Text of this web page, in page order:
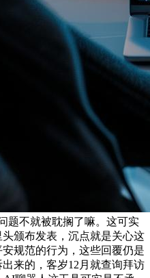
题不就被耽搁了嘛。这可实
颁布发表，沉点就是关心这
规范的行为，这些回覆仍是
来的，客岁12月就查询拜访